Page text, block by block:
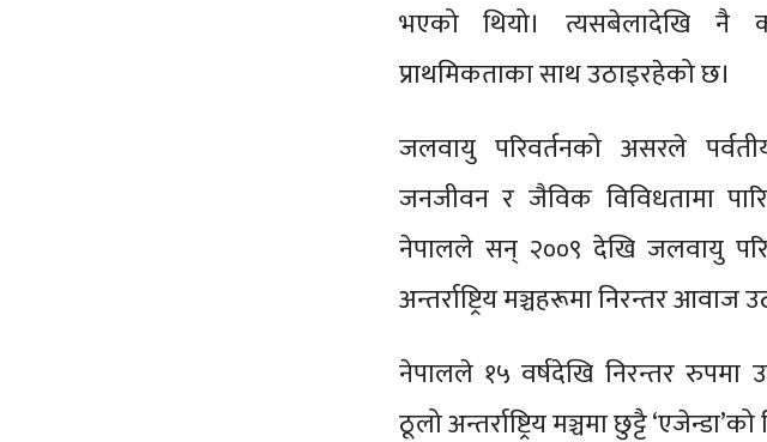
भएको थियो। त्यसबेलादेखि नै
प्राथमिकताका साथ उठाइरहेको छ।
जलवायु परिवर्तनको असरले
जनजीवन र जैविक विविधतामा
नेपालले सन् २००९ देखि जलवायु
अन्तर्राष्ट्रिय मञ्चहरूमा निरन्तर आवाज
नेपालले १५ वर्षदेखि निरन्तर रुपमा
ठूलो अन्तर्राष्ट्रिय मञ्चमा छुट्टै